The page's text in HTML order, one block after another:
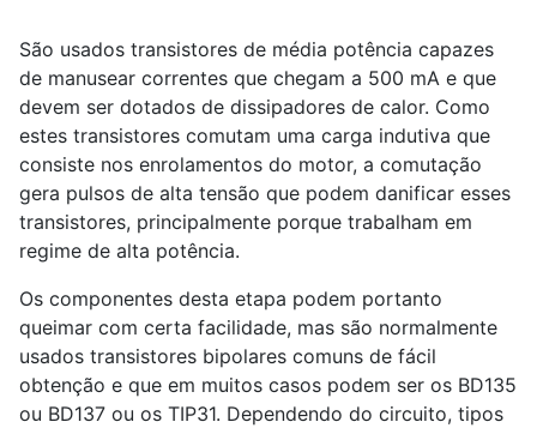
São usados transistores de média potência capazes
de manusear correntes que chegam a 500 mA e que
devem ser dotados de dissipadores de calor. Como
estes transistores comutam uma carga indutiva que
consiste nos enrolamentos do motor, a comutação
gera pulsos de alta tensão que podem danificar esses
transistores, principalmente porque trabalham em
regime de alta potência.
Os componentes desta etapa podem portanto
queimar com certa facilidade, mas são normalmente
usados transistores bipolares comuns de fácil
obtenção e que em muitos casos podem ser os BD135
ou BD137 ou os TIP31. Dependendo do circuito, tipos